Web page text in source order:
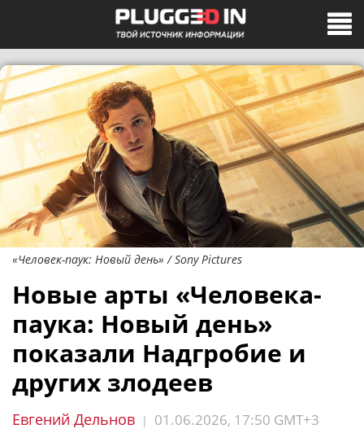
«Человек-паук: Новый день» / Sony Pictures
Новые арты «Человека-
паука: Новый день»
показали Надгробие и
других злодеев
Евгений Дельнов | 01.06.2026, 17:50 GMT+3